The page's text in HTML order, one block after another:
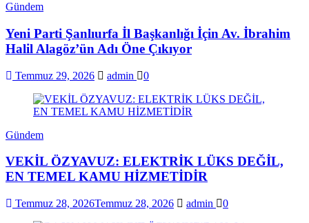
Gündem
Yeni Parti Şanlıurfa İl Başkanlığı İçin Av. İbrahim
Halil Alagöz’ün Adı Öne Çıkıyor
Temmuz 29, 2026 admin 0
Gündem
VEKİL ÖZYAVUZ: ELEKTRİK LÜKS DEĞİL,
EN TEMEL KAMU HİZMETİDİR
Temmuz 28, 2026Temmuz 28, 2026 admin 0